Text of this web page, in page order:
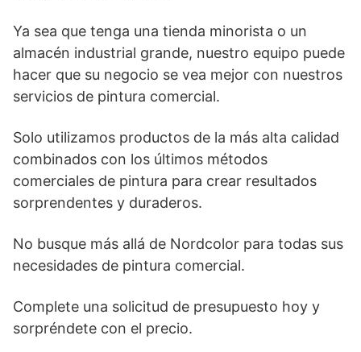
Ya sea que tenga una tienda minorista o un
almacén industrial grande, nuestro equipo puede
hacer que su negocio se vea mejor con nuestros
servicios de pintura comercial.
Solo utilizamos productos de la más alta calidad
combinados con los últimos métodos
comerciales de pintura para crear resultados
sorprendentes y duraderos.
No busque más allá de Nordcolor para todas sus
necesidades de pintura comercial.
Complete una solicitud de presupuesto hoy y
sorpréndete con el precio.